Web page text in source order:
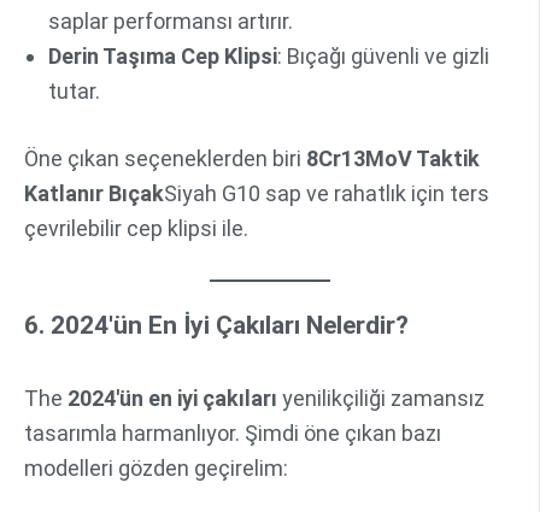
saplar performansı artırır.
Derin Taşıma Cep Klipsi: Bıçağı güvenli ve gizli
tutar.
Öne çıkan seçeneklerden biri 8Cr13MoV Taktik
Katlanır BıçakSiyah G10 sap ve rahatlık için ters
çevrilebilir cep klipsi ile.
6. 2024'ün En İyi Çakıları Nelerdir?
The 2024'ün en iyi çakıları yenilikçiliği zamansız
tasarımla harmanlıyor. Şimdi öne çıkan bazı
modelleri gözden geçirelim: